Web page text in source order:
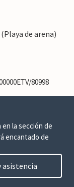
de arena)
80998
la sección de
encantado de
asistencia